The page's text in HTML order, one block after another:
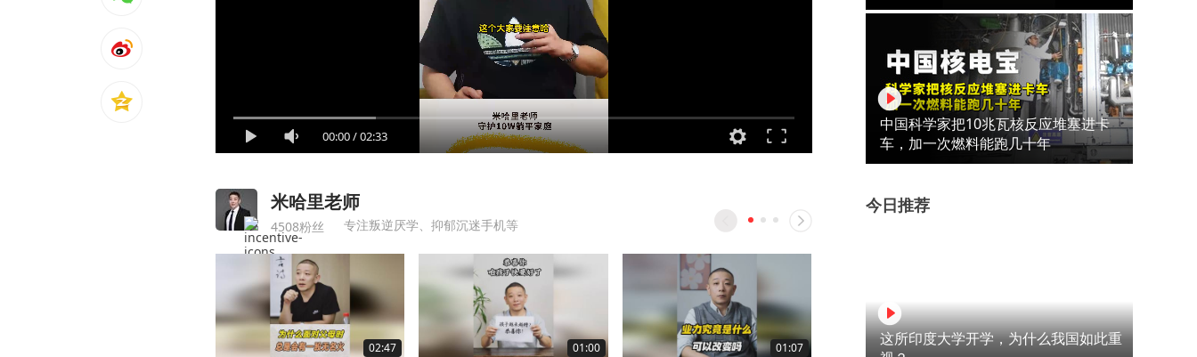
00:00/02:33
米哈里老师
4508粉丝 专注叛逆厌学、抑郁沉迷手机等
02:47 01:00 01:07 01:12
中国科学家把10兆瓦核反应堆塞进卡
车，加一次燃料能跑几十年
今日推荐
这所印度大学开学，为什么我国如此重